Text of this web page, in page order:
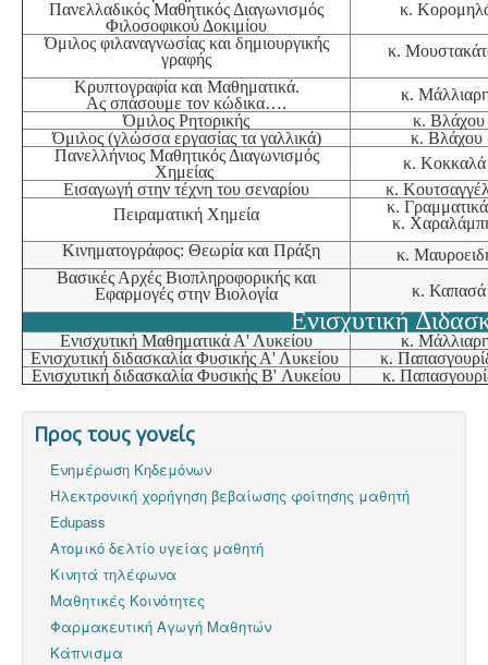
Πανελλαδικός Μαθητικός Διαγωνισμός
Φιλοσοφικού Δοκιμίου
κ.
Όμιλος φιλαναγνωσίας και δημιουργικής
γραφής
κ.
Κρυπτογραφία και Μαθηματικά.
Ας σπάσουμε τον κώδικα….
κ.
Όμιλος Ρητορικής
κ. Βλάχου
Όμιλος (γλώσσα εργασίας τα γαλλικά)
κ. Βλάχου
Πανελλήνιος Μαθητικός Διαγωνισμός
Χημείας
κ. Κοκκαλά
Εισαγωγή στην τέχνη του σεναρίου
κ.
Πειραματική Χημεία
κ.
κ.
Κινηματογράφος: Θεωρία και Πράξη
κ.
Βασικές Αρχές Βιοπληροφορικής και
Εφαρμογές στην Βιολογία
κ. Καπασά
Ενισχυτική
Ενισχυτική Μαθηματικά Α' Λυκείου
κ.
Ενισχυτική διδασκαλία Φυσικής Α' Λυκείου
κ.
Ενισχυτική διδασκαλία Φυσικής B' Λυκείου
κ.
Προς τους γονείς
Ενημέρωση Κηδεμόνων
Ηλεκτρονική χορήγηση βεβαίωσης φοίτησης μαθητή
Edupass
Ατομικό δελτίο υγείας μαθητή
Κινητά τηλέφωνα
Μαθητικές Κοινότητες
Φαρμακευτική Αγωγή Μαθητών
Κάπνισμα